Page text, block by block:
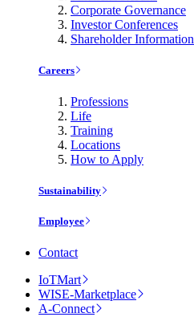
Corporate Governance
Investor Conferences
Shareholder Information
Careers
Professions
Life
Training
Locations
How to Apply
Sustainability
Employee
Contact
IoTMart
WISE-Marketplace
A-Connect